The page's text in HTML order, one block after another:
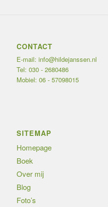
CONTACT
E-mail: info@hildejanssen.nl
Tel: 030 - 2680486
Mobiel: 06 - 57098015
SITEMAP
Homepage
Boek
Over mij
Blog
Foto’s